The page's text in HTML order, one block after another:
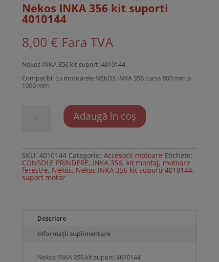
Nekos INKA 356 kit suporti
4010144
8,00 € Fara TVA
Nekos INKA 356 kit suporti 4010144
Compatibil cu motoarele NEKOS INKA 356 cursa 800 mm si
1000 mm
Nekos
4010144
Adaugă în coș
SKU: 4010144 Categorie: Accesorii motoare Etichete:
CONSOLE PRINDERE, INKA 356, kit montaj, motoare
ferestre, Nekos, Nekos INKA 356 kit suporti 4010144,
suport motor
Descriere
Informații suplimentare
Nekos INKA 356 kit suporti 4010144